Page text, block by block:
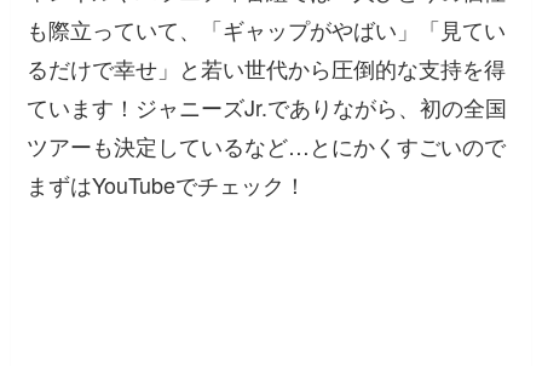
も際立っていて、「ギャップがやばい」「見てい
るだけで幸せ」と若い世代から圧倒的な支持を得
ています！ジャニーズJr.でありながら、初の全国
ツアーも決定しているなど…とにかくすごいので
まずはYouTubeでチェック！